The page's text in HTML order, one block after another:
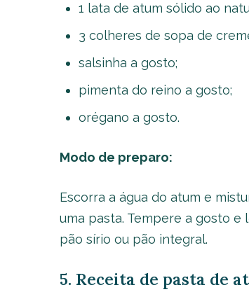
1 lata de atum sólido ao
3 colheres de sopa de
salsinha a gosto;
pimenta do reino a gosto;
orégano a gosto.
Modo de preparo:
Escorra a água do atum e
uma pasta. Tempere a gosto e
pão sírio ou pão integral.
5. Receita de pasta de